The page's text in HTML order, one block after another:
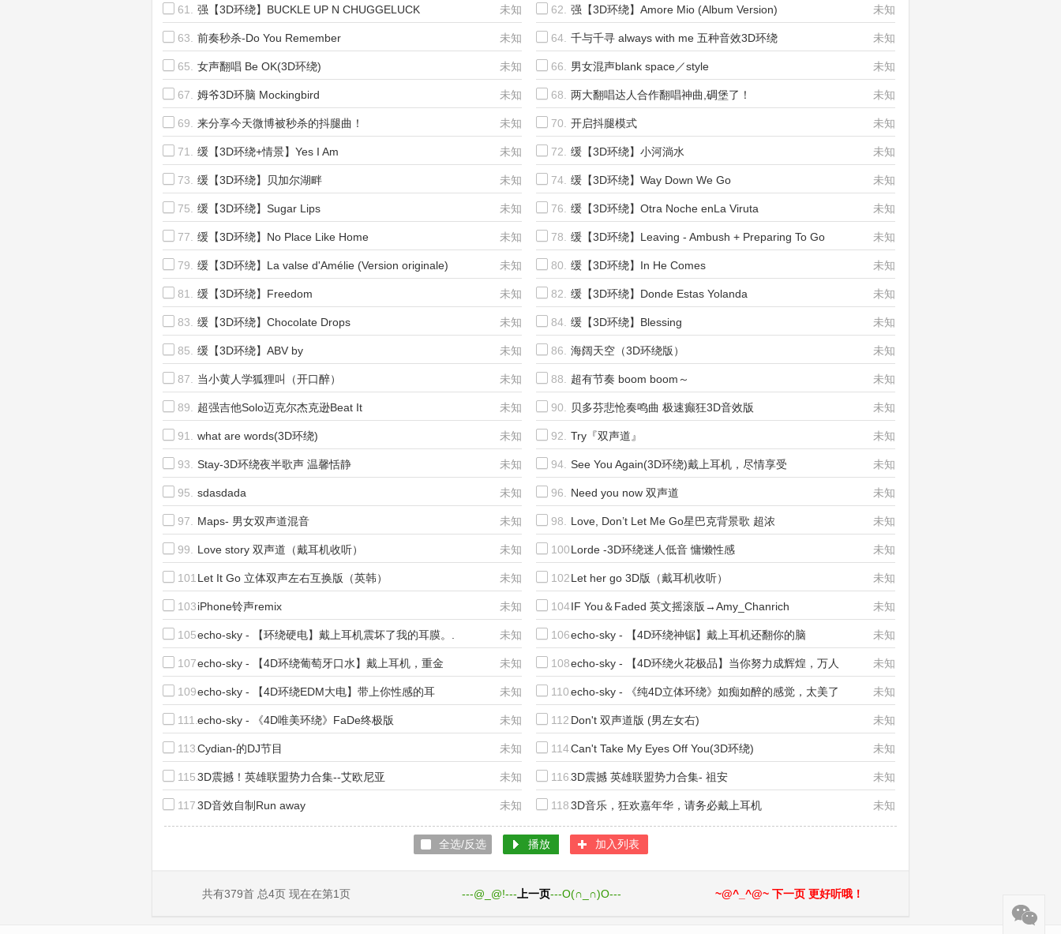
61. 强【3D环绕】BUCKLE UP N CHUGGELUCK
HEAVEN
未知 62. 强【3D环绕】Amore Mio (Album Version) 未知
63. 前奏秒杀-Do You Remember 未知 64. 千与千寻 always with me 五种音效3D环绕 未知
65. 女声翻唱 Be OK(3D环绕) 未知 66. 男女混声blank space／style 未知
67. 姆爷3D环脑 Mockingbird 未知 68. 两大翻唱达人合作翻唱神曲,碉堡了！ 未知
69. 来分享今天微博被秒杀的抖腿曲！ 未知 70. 开启抖腿模式 未知
71. 缓【3D环绕+情景】Yes I Am 未知 72. 缓【3D环绕】小河淌水 未知
73. 缓【3D环绕】贝加尔湖畔 未知 74. 缓【3D环绕】Way Down We Go 未知
75. 缓【3D环绕】Sugar Lips 未知 76. 缓【3D环绕】Otra Noche enLa Viruta 未知
77. 缓【3D环绕】No Place Like Home 未知 78. 缓【3D环绕】Leaving - Ambush + Preparing To Go
To Bakara
未知
79. 缓【3D环绕】La valse d'Amélie (Version originale) 未知 80. 缓【3D环绕】In He Comes 未知
81. 缓【3D环绕】Freedom 未知 82. 缓【3D环绕】Donde Estas Yolanda 未知
83. 缓【3D环绕】Chocolate Drops 未知 84. 缓【3D环绕】Blessing 未知
85. 缓【3D环绕】ABV by 未知 86. 海阔天空（3D环绕版） 未知
87. 当小黄人学狐狸叫（开口醉） 未知 88. 超有节奏 boom boom～ 未知
89. 超强吉他Solo迈克尔杰克逊Beat It 未知 90. 贝多芬悲怆奏鸣曲 极速癫狂3D音效版 未知
91. what are words(3D环绕) 未知 92. Try『双声道』 未知
93. Stay-3D环绕夜半歌声 温馨恬静 未知 94. See You Again(3D环绕)戴上耳机，尽情享受 未知
95. sdasdada 未知 96. Need you now 双声道 未知
97. Maps- 男女双声道混音 未知 98. Love, Don’t Let Me Go星巴克背景歌 超浓 未知
99. Love story 双声道（戴耳机收听） 未知 100.Lorde -3D环绕迷人低音 慵懒性感 未知
101.Let It Go 立体双声左右互换版（英韩） 未知 102.Let her go 3D版（戴耳机收听） 未知
103.iPhone铃声remix 未知 104.IF You＆Faded 英文摇滚版→Amy_Chanrich 未知
105.echo-sky - 【环绕硬电】戴上耳机震坏了我的耳膜。. 未知 106.echo-sky - 【4D环绕神锯】戴上耳机还翻你的脑 未知
107.echo-sky - 【4D环绕葡萄牙口水】戴上耳机，重金 未知 108.echo-sky - 【4D环绕火花极品】当你努力成辉煌，万人
拥护为帝王
未知
109.echo-sky - 【4D环绕EDM大电】带上你性感的耳 未知 110.echo-sky - 《纯4D立体环绕》如痴如醉的感觉，太美了 未知
111.echo-sky - 《4D唯美环绕》FaDe终极版 未知 112.Don't 双声道版 (男左女右) 未知
113.Cydian-的DJ节目 未知 114.Can't Take My Eyes Off You(3D环绕) 未知
115.3D震撼！英雄联盟势力合集--艾欧尼亚 未知 116.3D震撼 英雄联盟势力合集- 祖安 未知
117.3D音效自制Run away 未知 118.3D音乐，狂欢嘉年华，请务必戴上耳机 未知
全选/反选 播放 加入列表
共有379首 总4页 现在在第1页 ---@_@!--- 上一页---O(∩_∩)O--- ~@^_^@~ 下一页 更好听哦！